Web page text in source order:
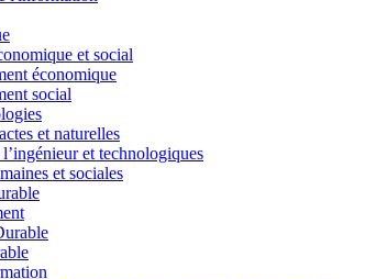
et social
économique
social
et naturelles
l’ingénieur et technologiques
et sociales